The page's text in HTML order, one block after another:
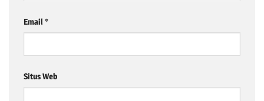
Email *
Situs Web